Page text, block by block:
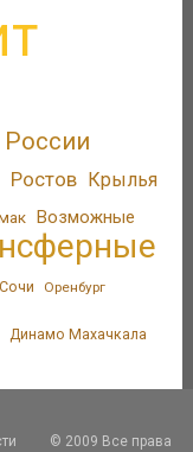
России
Ростов Крылья
Возможные
Сочи Оренбург
Динамо Махачкала
© 2009 Все права